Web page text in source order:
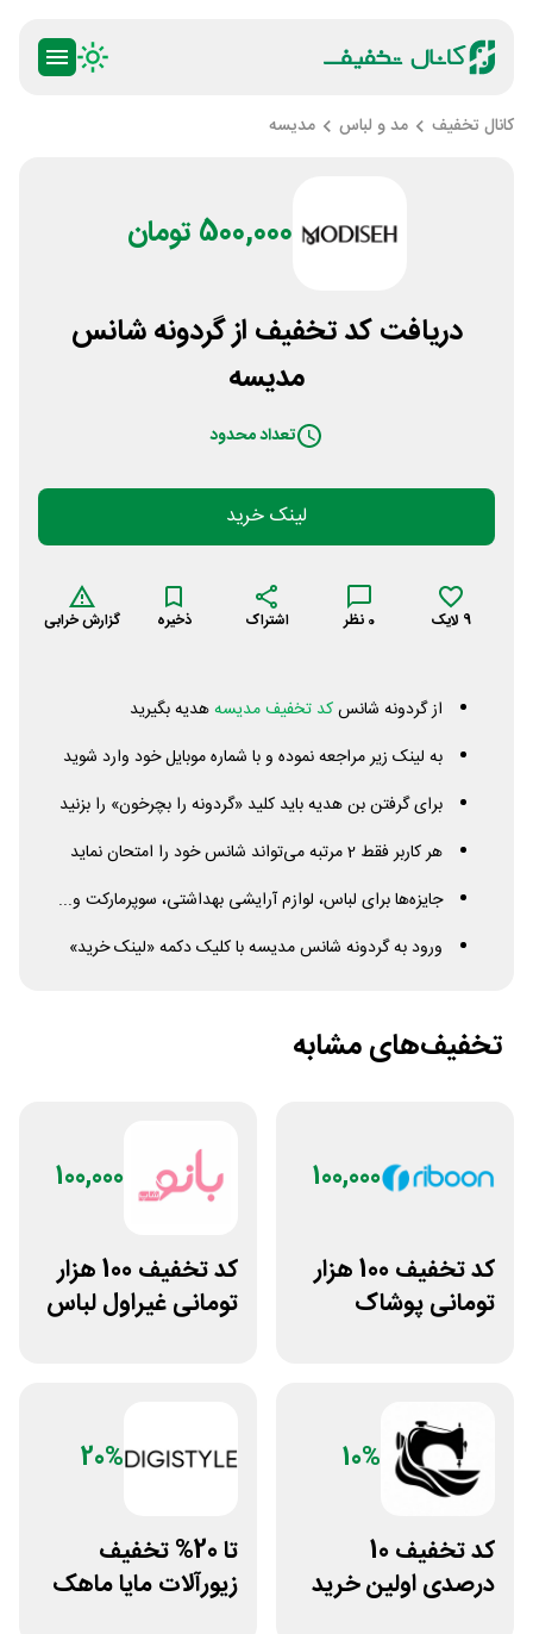
کانال تخفیف مد و لباس مدیسه
500,000 تومان
دریافت کد تخفیف از گردونه شانس
مدیسه
تعداد محدود
لینک خرید
9 لایک 0 نظر اشتراک ذخیره گزارش خرابی
از گردونه شانسکد تخفیف مدیسههدیه بگیرید
به لینک زیر مراجعه نموده و با شماره موبایل خود وارد شوید
برای گرفتن بن هدیه باید کلید «گردونه را بچرخون» را بزنید
هر کاربر فقط 2 مرتبه می‌تواند شانس خود را امتحان نماید
جایزه‌ها برای لباس، لوازم آرایشی بهداشتی، سوپرمارکت و...
ورود به گردونه شانس مدیسه با کلیک دکمه «لینک خرید»
تخفیف‌های مشابه
100,000
کد تخفیف 100 هزار
تومانی پوشاک
100,000
کد تخفیف 100 هزار
تومانی غیراول لباس
10%
کد تخفیف 10
درصدی اولین خرید
20%
تا 20% تخفیف
زیورآلات مایا ماهک